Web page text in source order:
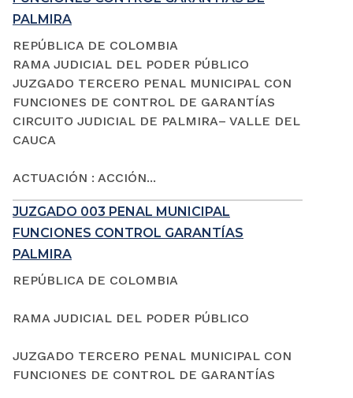
PALMIRA
REPÚBLICA DE COLOMBIA
RAMA JUDICIAL DEL PODER PÚBLICO
JUZGADO TERCERO PENAL MUNICIPAL CON
FUNCIONES DE CONTROL DE GARANTÍAS
CIRCUITO JUDICIAL DE PALMIRA– VALLE DEL
CAUCA
ACTUACIÓN : ACCIÓN...
JUZGADO 003 PENAL MUNICIPAL
FUNCIONES CONTROL GARANTÍAS
PALMIRA
REPÚBLICA DE COLOMBIA
RAMA JUDICIAL DEL PODER PÚBLICO
JUZGADO TERCERO PENAL MUNICIPAL CON
FUNCIONES DE CONTROL DE GARANTÍAS